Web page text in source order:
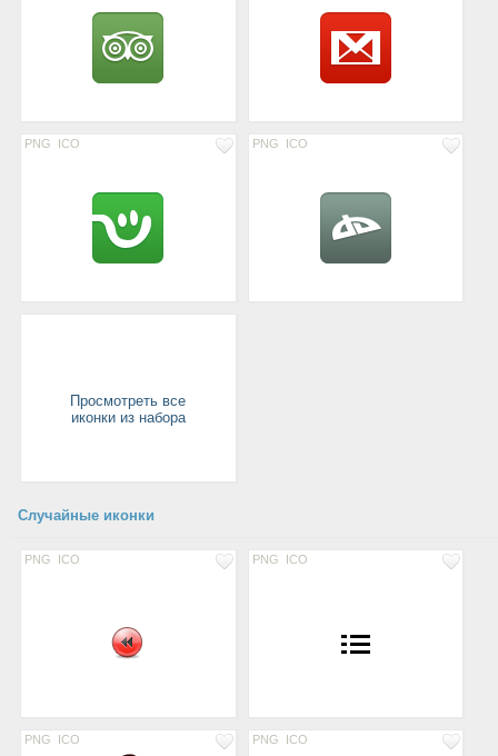
PNG ICO PNG ICO
Просмотреть все
иконки из набора
Случайные иконки
PNG ICO PNG ICO
PNG ICO PNG ICO